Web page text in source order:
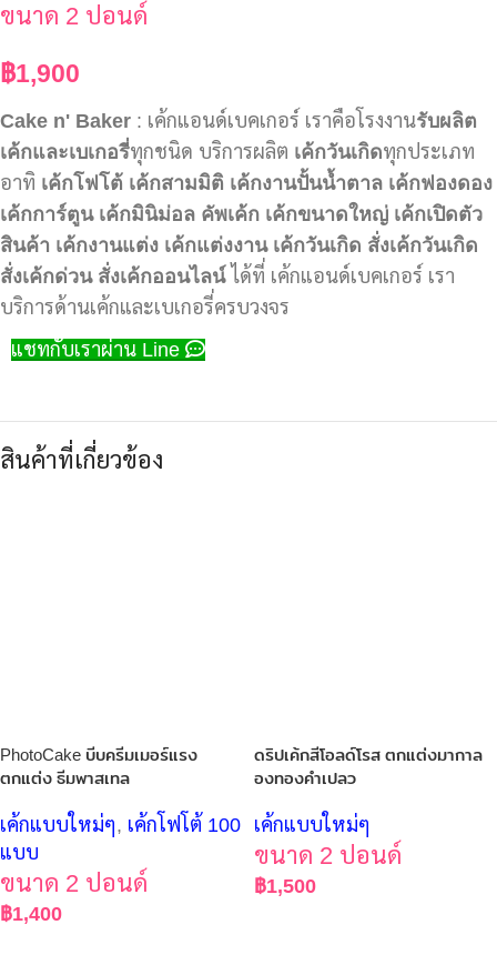
ขนาด 2 ปอนด์
฿1,900
Cake n' Baker : เค้กแอนด์เบคเกอร์ เราคือโรงงานรับผลิต
เค้กและเบเกอรี่ทุกชนิด บริการผลิต เค้กวันเกิดทุกประเภท
อาทิ เค้กโฟโต้ เค้กสามมิติ เค้กงานปั้นน้ำตาล เค้กฟองดอง
เค้กการ์ตูน เค้กมินิม่อล คัพเค้ก เค้กขนาดใหญ่ เค้กเปิดตัว
สินค้า เค้กงานแต่ง เค้กแต่งงาน เค้กวันเกิด สั่งเค้กวันเกิด
สั่งเค้กด่วน สั่งเค้กออนไลน์ได้ที่ เค้กแอนด์เบคเกอร์ เรา
บริการด้านเค้กและเบเกอรี่ครบวงจร
แชทกับเราผ่าน Line
สินค้าที่เกี่ยวข้อง
PhotoCake บีบครีมเมอร์แรง
ตกแต่ง ธีมพาสเทล
เค้กแบบใหม่ๆ, เค้กโฟโต้ 100
แบบ
ขนาด 2 ปอนด์
฿1,400
ดริปเค้กสีโอลด์โรส ตกแต่งมากาล
องทองคำเปลว
เค้กแบบใหม่ๆ
ขนาด 2 ปอนด์
฿1,500